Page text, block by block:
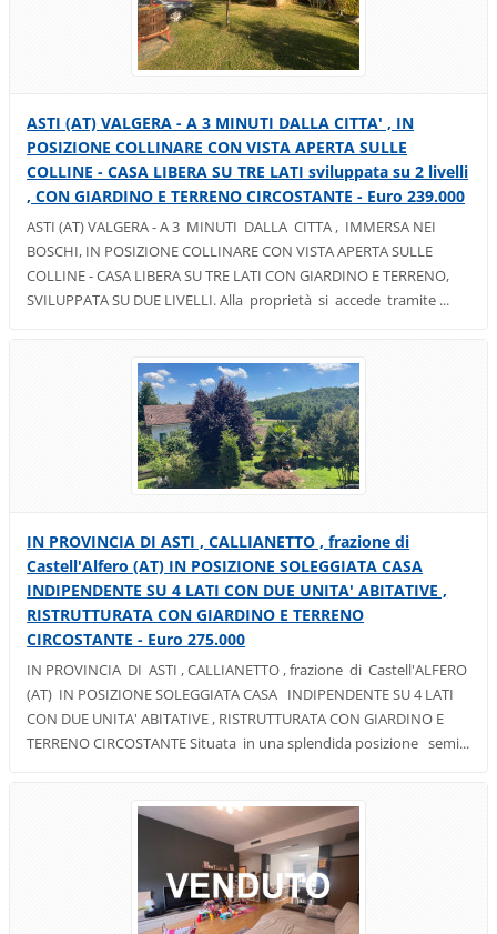
ASTI (AT) VALGERA - A 3 MINUTI DALLA CITTA' , IN
POSIZIONE COLLINARE CON VISTA APERTA SULLE
COLLINE - CASA LIBERA SU TRE LATI sviluppata su 2 livelli
, CON GIARDINO E TERRENO CIRCOSTANTE - Euro 239.000
ASTI (AT) VALGERA - A 3 MINUTI DALLA CITTA , IMMERSA NEI
BOSCHI, IN POSIZIONE COLLINARE CON VISTA APERTA SULLE
COLLINE - CASA LIBERA SU TRE LATI CON GIARDINO E TERRENO,
SVILUPPATA SU DUE LIVELLI. Alla proprietà si accede tramite ...
IN PROVINCIA DI ASTI , CALLIANETTO , frazione di
Castell'Alfero (AT) IN POSIZIONE SOLEGGIATA CASA
INDIPENDENTE SU 4 LATI CON DUE UNITA' ABITATIVE ,
RISTRUTTURATA CON GIARDINO E TERRENO
CIRCOSTANTE - Euro 275.000
IN PROVINCIA DI ASTI , CALLIANETTO , frazione di Castell'ALFERO
(AT) IN POSIZIONE SOLEGGIATA CASA INDIPENDENTE SU 4 LATI
CON DUE UNITA' ABITATIVE , RISTRUTTURATA CON GIARDINO E
TERRENO CIRCOSTANTE Situata in una splendida posizione semi...